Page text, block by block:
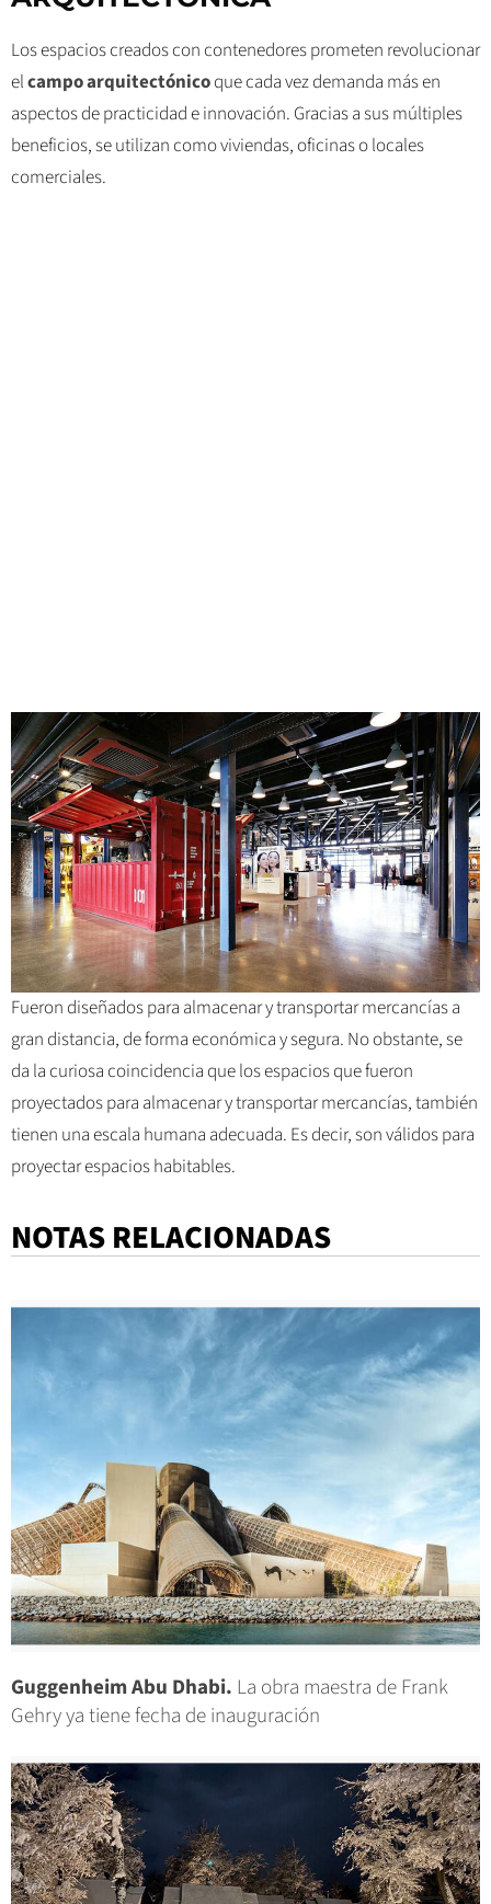
Los espacios creados con contenedores prometen revolucionar
elcampo arquitectónicoque cada vez demanda más en
aspectos de practicidad e innovación. Gracias a sus múltiples
beneficios, se utilizan como viviendas, oficinas o locales
comerciales.
Fueron diseñados para almacenar y transportar mercancías a
gran distancia, de forma económica y segura. No obstante, se
da la curiosa coincidencia que los espacios que fueron
proyectados para almacenar y transportar mercancías, también
tienen una escala humana adecuada. Es decir, son válidos para
proyectar espacios habitables.
NOTAS RELACIONADAS
Guggenheim Abu Dhabi. La obra maestra de Frank
Gehry ya tiene fecha de inauguración